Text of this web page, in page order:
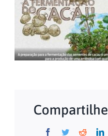
Facebook
TwitterReddit